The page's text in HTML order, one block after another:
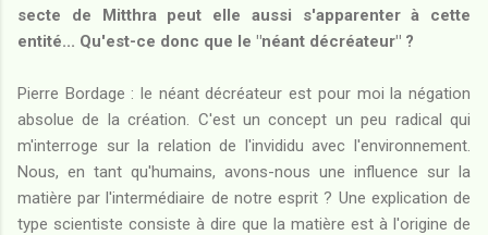
secte de Mitthra peut elle aussi s'apparenter à cette
entité... Qu'est-ce donc que le "néant décréateur" ?
Pierre Bordage : le néant décréateur est pour moi la négation
absolue de la création. C'est un concept un peu radical qui
m'interroge sur la relation de l'invididu avec l'environnement.
Nous, en tant qu'humains, avons-nous une influence sur la
matière par l'intermédiaire de notre esprit ? Une explication de
type scientiste consiste à dire que la matière est à l'origine de